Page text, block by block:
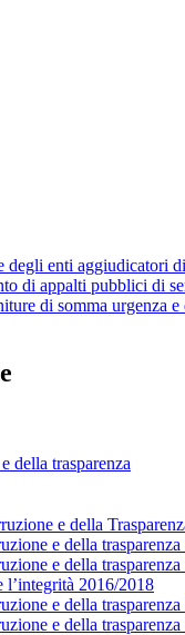
enti aggiudicatori
di appalti pubblici di
di somma urgenza
della trasparenza
e della
e della
e della
l’integrità 2016/2018
e della
e della